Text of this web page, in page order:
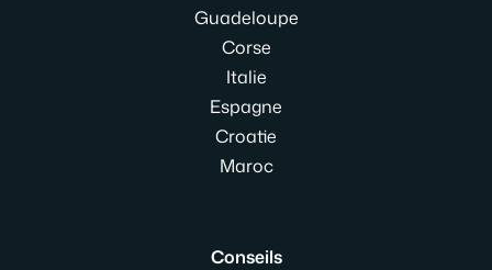
Guadeloupe
Corse
Italie
Espagne
Croatie
Maroc
Conseils